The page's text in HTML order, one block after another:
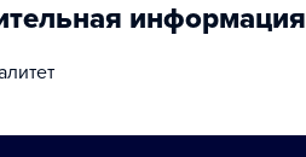
информация